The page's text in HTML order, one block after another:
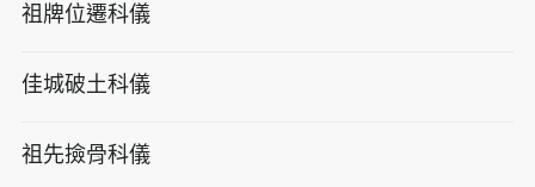
祖牌位遷科儀
佳城破土科儀
祖先撿骨科儀